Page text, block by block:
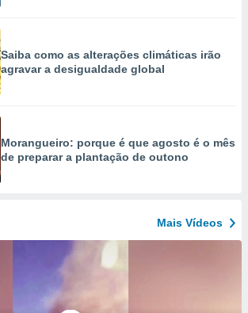
Saiba como as alterações climáticas irão
agravar a desigualdade global
Morangueiro: porque é que agosto é o mês
de preparar a plantação de outono
Mais Vídeos